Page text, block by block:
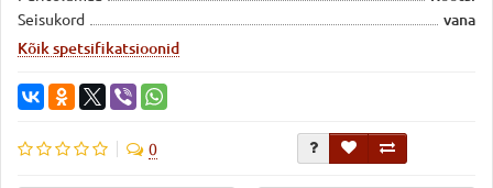
Seisukord
vana
Kõik spetsifikatsioonid
0